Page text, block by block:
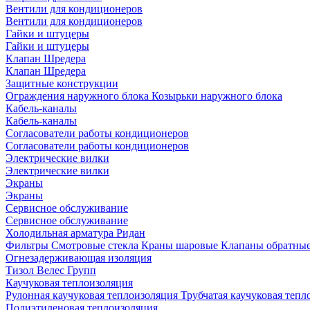
Вентили для кондиционеров
Вентили для кондиционеров
Гайки и штуцеры
Гайки и штуцеры
Клапан Шредера
Клапан Шредера
Защитные конструкции
Ограждения наружного блока Козырьки наружного блока
Кабель-каналы
Кабель-каналы
Согласователи работы кондиционеров
Согласователи работы кондиционеров
Электрические вилки
Электрические вилки
Экраны
Экраны
Сервисное обслуживание
Сервисное обслуживание
Холодильная арматура Ридан
Фильтры Смотровые стекла Краны шаровые Клапаны
Огнезадерживающая изоляция
Тизол Велес Групп
Каучуковая теплоизоляция
Рулонная каучуковая теплоизоляция Трубчатая каучуковая
Полиэтиленовая теплоизоляция